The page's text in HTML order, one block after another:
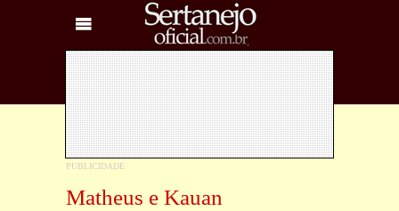
Matheus e Kauan